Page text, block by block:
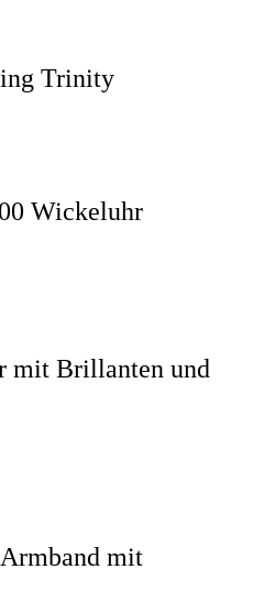
Trinity
Wickeluhr
mit Brillanten und
mit